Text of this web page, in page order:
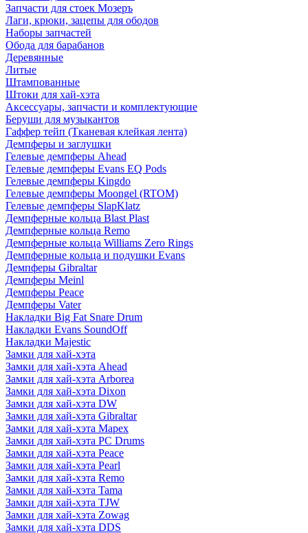
Запчасти для стоек Мозеръ
Лаги, крюки, зацепы для ободов
Наборы запчастей
Обода для барабанов
Деревянные
Литые
Штампованные
Штоки для хай-хэта
Аксессуары, запчасти и комплектующие
Беруши для музыкантов
Гаффер тейп (Тканевая клейкая лента)
Демпферы и заглушки
Гелевые демпферы Ahead
Гелевые демпферы Evans EQ Pods
Гелевые демпферы Kingdo
Гелевые демпферы Moongel (RTOM)
Гелевые демпферы SlapKlatz
Демпферные кольца Blast Plast
Демпферные кольца Remo
Демпферные кольца Williams Zero Rings
Демпферные кольца и подушки Evans
Демпферы Gibraltar
Демпферы Meinl
Демпферы Peace
Демпферы Vater
Накладки Big Fat Snare Drum
Накладки Evans SoundOff
Накладки Majestic
Замки для хай-хэта
Замки для хай-хэта Ahead
Замки для хай-хэта Arborea
Замки для хай-хэта Dixon
Замки для хай-хэта DW
Замки для хай-хэта Gibraltar
Замки для хай-хэта Mapex
Замки для хай-хэта PC Drums
Замки для хай-хэта Peace
Замки для хай-хэта Pearl
Замки для хай-хэта Remo
Замки для хай-хэта Tama
Замки для хай-хэта TJW
Замки для хай-хэта Zowag
Замки для хай-хэта DDS